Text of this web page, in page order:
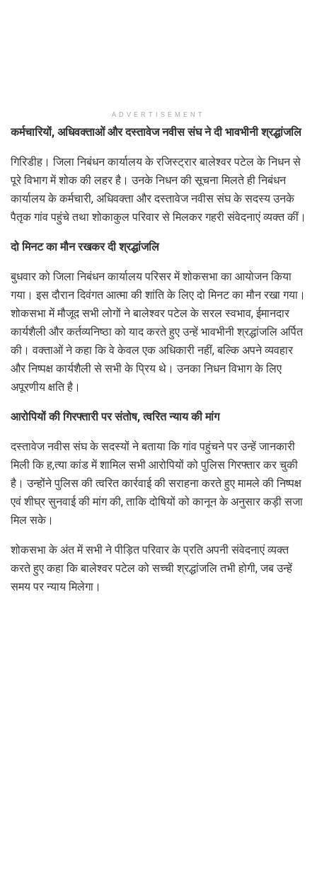
ADVERTISEMENT
कर्मचारियों, अधिवक्ताओं और दस्तावेज नवीस संघ ने दी भावभीनी श्रद्धांजलि
गिरिडीह। जिला निबंधन कार्यालय के रजिस्ट्रार बालेश्वर पटेल के निधन से
पूरे विभाग में शोक की लहर है। उनके निधन की सूचना मिलते ही निबंधन
कार्यालय के कर्मचारी, अधिवक्ता और दस्तावेज नवीस संघ के सदस्य उनके
पैतृक गांव पहुंचे तथा शोकाकुल परिवार से मिलकर गहरी संवेदनाएं व्यक्त कीं।
दो मिनट का मौन रखकर दी श्रद्धांजलि
बुधवार को जिला निबंधन कार्यालय परिसर में शोकसभा का आयोजन किया
गया। इस दौरान दिवंगत आत्मा की शांति के लिए दो मिनट का मौन रखा गया।
शोकसभा में मौजूद सभी लोगों ने बालेश्वर पटेल के सरल स्वभाव, ईमानदार
कार्यशैली और कर्तव्यनिष्ठा को याद करते हुए उन्हें भावभीनी श्रद्धांजलि अर्पित
की। वक्ताओं ने कहा कि वे केवल एक अधिकारी नहीं, बल्कि अपने व्यवहार
और निष्पक्ष कार्यशैली से सभी के प्रिय थे। उनका निधन विभाग के लिए
अपूरणीय क्षति है।
आरोपियों की गिरफ्तारी पर संतोष, त्वरित न्याय की मांग
दस्तावेज नवीस संघ के सदस्यों ने बताया कि गांव पहुंचने पर उन्हें जानकारी
मिली कि ह,त्या कांड में शामिल सभी आरोपियों को पुलिस गिरफ्तार कर चुकी
है। उन्होंने पुलिस की त्वरित कार्रवाई की सराहना करते हुए मामले की निष्पक्ष
एवं शीघ्र सुनवाई की मांग की, ताकि दोषियों को कानून के अनुसार कड़ी सजा
मिल सके।
शोकसभा के अंत में सभी ने पीड़ित परिवार के प्रति अपनी संवेदनाएं व्यक्त
करते हुए कहा कि बालेश्वर पटेल को सच्ची श्रद्धांजलि तभी होगी, जब उन्हें
समय पर न्याय मिलेगा।